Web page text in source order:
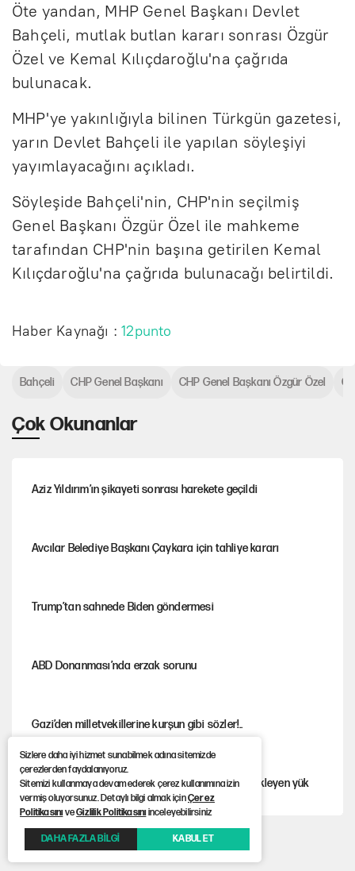
Öte yandan, MHP Genel Başkanı Devlet
Bahçeli, mutlak butlan kararı sonrası Özgür
Özel ve Kemal Kılıçdaroğlu'na çağrıda
bulunacak.
MHP'ye yakınlığıyla bilinen Türkgün gazetesi,
yarın Devlet Bahçeli ile yapılan söyleşiyi
yayımlayacağını açıkladı.
Söyleşide Bahçeli'nin, CHP'nin seçilmiş
Genel Başkanı Özgür Özel ile mahkeme
tarafından CHP'nin başına getirilen Kemal
Kılıçdaroğlu'na çağrıda bulunacağı belirtildi.
Haber Kaynağı :12punto
Çok Okunanlar
Aziz Yıldırım’ın şikayeti sonrası harekete geçildi
Avcılar Belediye Başkanı Çaykara için tahliye kararı
Trump’tan sahnede Biden göndermesi
ABD Donanması’nda erzak sorunu
Gazi’den milletvekillerine kurşun gibi sözler!..
Görünen bütçe, bütçe dışı riskler ve hazineyi bekleyen yük
İsrail’in Kürt planı
Bahçeli CHP Genel Başkanı CHP Genel Başkanı Özgür Özel
Sizlere daha iyi hizmet sunabilmek adına sitemizde
çerezlerden faydalanıyoruz.
Sitemizi kullanmaya devam ederek çerez kullanımına izin
vermiş oluyorsunuz. Detaylı bilgi almak içinÇerez
PolitikasınıveGizlilik Politikasınıinceleyebilirsiniz
DAHA FAZLA BİLGİ KABUL ET